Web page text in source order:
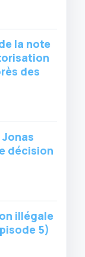
la note
des
décision
illégale
5)